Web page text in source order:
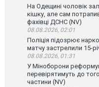
На Одещині чоловік
кішку, але сам
фахівці ДСНС (NV)
08.08.2026, 02:01
Поліція підозрює
матчу застрелили 15-
08.08.2026, 01:31
У Міноборони
перевірятимуть до
частини (NV)